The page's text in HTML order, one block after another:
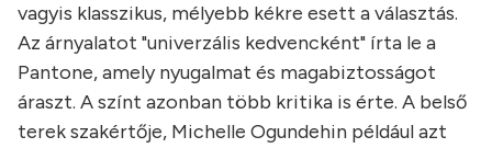
vagyis klasszikus, mélyebb kékre esett a választás.
Az árnyalatot "univerzális kedvencként" írta le a
Pantone, amely nyugalmat és magabiztosságot
áraszt. A színt azonban több kritika is érte. A belső
terek szakértője, Michelle Ogundehin például azt